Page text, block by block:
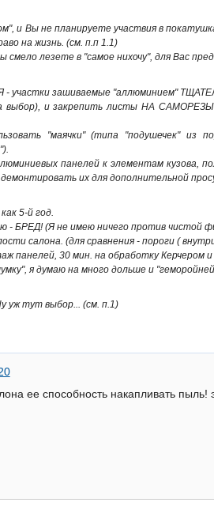
и Вы не планируете участвия в
на жизнь. (см. п.п 1.1)
лезете в "самое нихочу", для Вас
участки зашиваемые "аллюминием"
и закрепить листы НА
"маячки" (типа "подушечек"
панелей к элементам
их для дополнительной
5-й год.
- БРЕД! (Я не имею ничего против чистой
салона. (для сравнения - пороги (
панелей, 30 мин. на обработку
я думаю на много дольше и
уж тут выбор... (см. п.1)
ее способность накапливать